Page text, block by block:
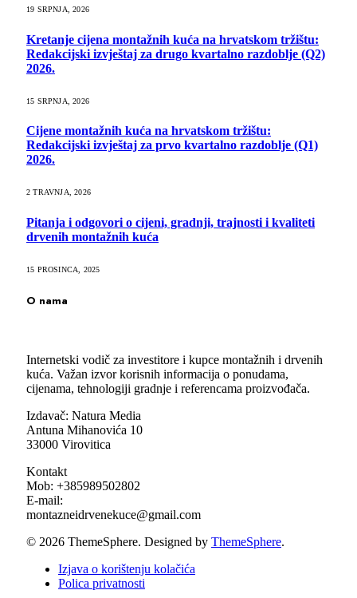
19 SRPNJA, 2026
Kretanje cijena montažnih kuća na hrvatskom tržištu:
Redakcijski izvještaj za drugo kvartalno razdoblje (Q2)
2026.
15 SRPNJA, 2026
Cijene montažnih kuća na hrvatskom tržištu:
Redakcijski izvještaj za prvo kvartalno razdoblje (Q1)
2026.
2 TRAVNJA, 2026
Pitanja i odgovori o cijeni, gradnji, trajnosti i kvaliteti
drvenih montažnih kuća
15 PROSINCA, 2025
O nama
Internetski vodič za investitore i kupce montažnih i drvenih
kuća. Važan izvor korisnih informacija o ponudama,
cijenama, tehnologiji gradnje i referencama proizvođača.
Izdavač: Natura Media
Antuna Mihanovića 10
33000 Virovitica
Kontakt
Mob: +385989502802
E-mail:
montazneidrvenekuce@gmail.com
© 2026 ThemeSphere. Designed by ThemeSphere.
Izjava o korištenju kolačića
Polica privatnosti